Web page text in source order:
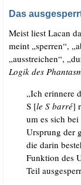
Das
Meist liest Lacan
meint „sper­ren“,
„aus­strei­chen“,
Logik des
„Ich erin­ne­re
S [le S bar­ré]
um es sich
Ursprung der
die dar­in
Funk­ti­on des
Teil